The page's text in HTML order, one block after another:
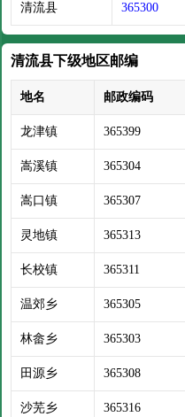
清流县 365300
清流县下级地区邮编
地名 邮政编码
龙津镇 365399
嵩溪镇 365304
嵩口镇 365307
灵地镇 365313
长校镇 365311
温郊乡 365305
林畲乡 365303
田源乡 365308
沙芜乡 365316